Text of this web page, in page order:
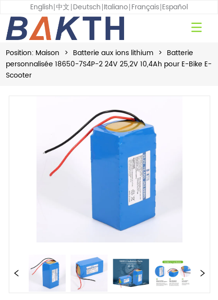
English 中文 Deutsch Italiano Français Español
Position: Maison > Batterie aux ions lithium > Batterie
personnalisée 18650-7S4P-2 24V 25,2V 10,4Ah pour E-Bike E-
Scooter